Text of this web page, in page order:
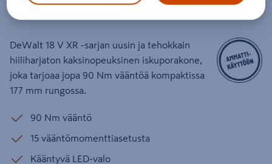
Tuotenumero
DeWalt 18 V XR -sarjan uusin ja tehokkain
hiiliharjaton kaksinopeuksinen iskuporakone,
joka tarjoaa jopa 90 Nm vääntöä kompaktissa
177 mm rungossa.
90 Nm vääntö
15 vääntömomenttiasetusta
Kääntyvä LED-valo